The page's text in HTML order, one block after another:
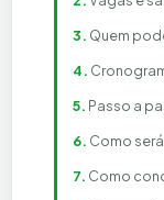
Quem
Passo a
Como
Como